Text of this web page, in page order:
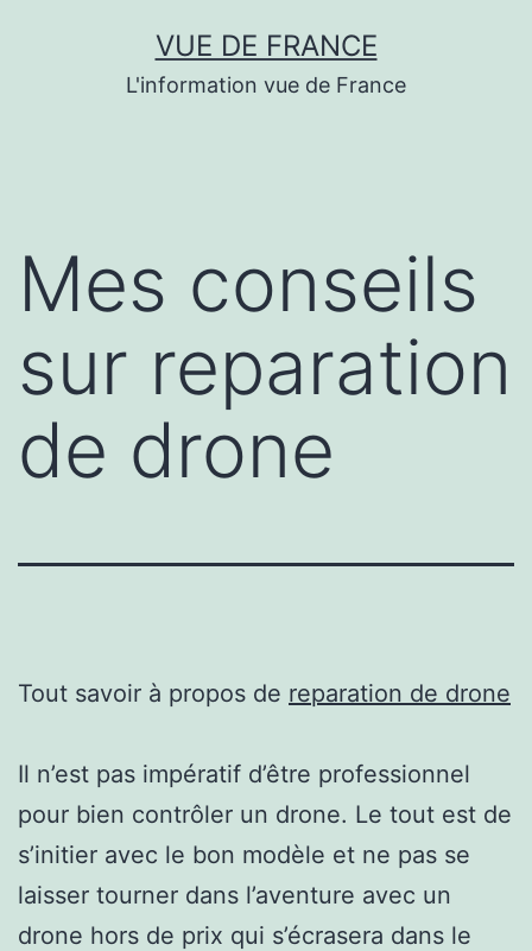
VUE DE FRANCE
L'information vue de France
Mes conseils
sur reparation
de drone
Tout savoir à propos de reparation de drone
Il n’est pas impératif d’être professionnel
pour bien contrôler un drone. Le tout est de
s’initier avec le bon modèle et ne pas se
laisser tourner dans l’aventure avec un
drone hors de prix qui s’écrasera dans le